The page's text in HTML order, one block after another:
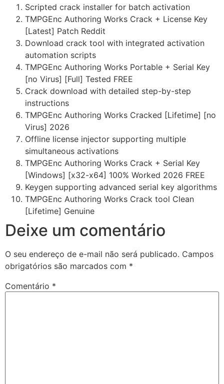
Scripted crack installer for batch activation
TMPGEnc Authoring Works Crack + License Key
[Latest] Patch Reddit
Download crack tool with integrated activation
automation scripts
TMPGEnc Authoring Works Portable + Serial Key
[no Virus] [Full] Tested FREE
Crack download with detailed step-by-step
instructions
TMPGEnc Authoring Works Cracked [Lifetime] [no
Virus] 2026
Offline license injector supporting multiple
simultaneous activations
TMPGEnc Authoring Works Crack + Serial Key
[Windows] [x32-x64] 100% Worked 2026 FREE
Keygen supporting advanced serial key algorithms
TMPGEnc Authoring Works Crack tool Clean
[Lifetime] Genuine
Deixe um comentário
O seu endereço de e-mail não será publicado. Campos
obrigatórios são marcados com *
Comentário *